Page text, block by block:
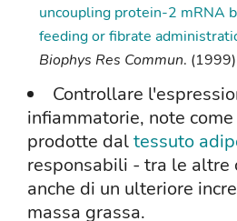
uncoupling protein-2 mRNA
feeding or fibrate
Biophys Res Commun. (1999)
Controllare
infiammatorie, note
prodotte daltessuto
responsabili - tra le altre
anche di un ulteriore
massa grassa.